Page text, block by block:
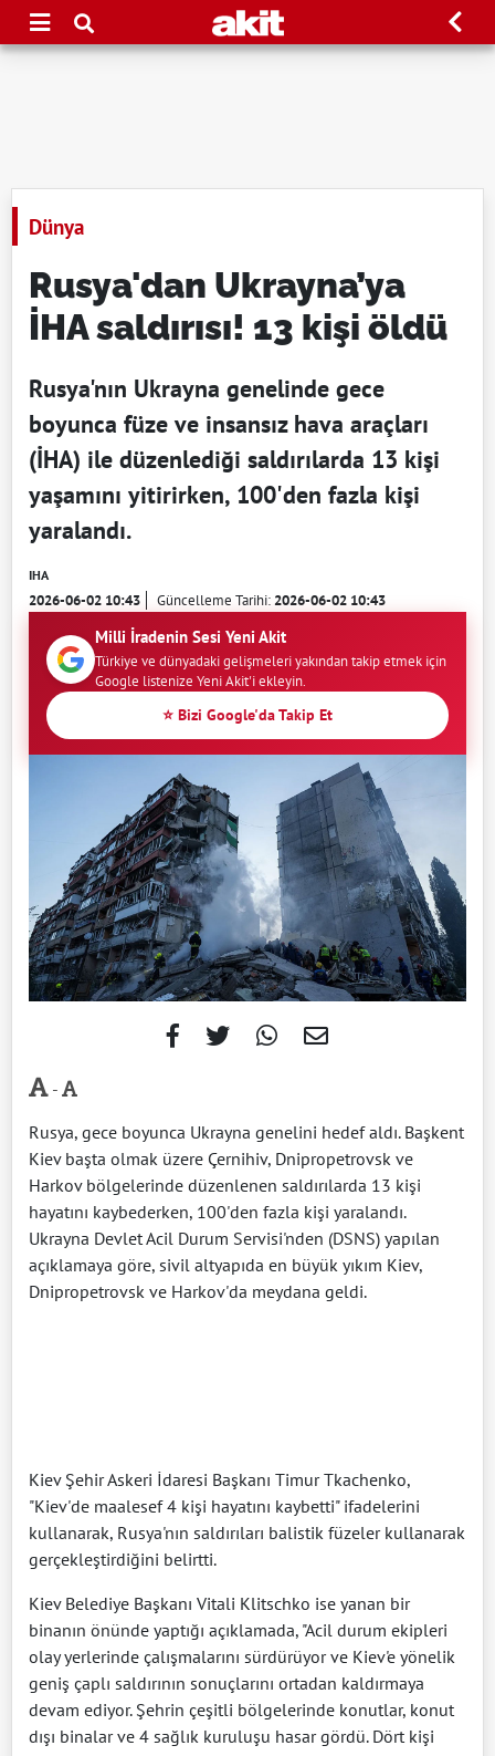
Dünya
Rusya'dan Ukrayna’ya
İHA saldırısı! 13 kişi öldü
Rusya'nın Ukrayna genelinde gece
boyunca füze ve insansız hava araçları
(İHA) ile düzenlediği saldırılarda 13 kişi
yaşamını yitirirken, 100'den fazla kişi
yaralandı.
IHA
2026-06-02 10:43 Güncelleme Tarihi:2026-06-02 10:43
Milli İradenin Sesi Yeni Akit
Türkiye ve dünyadaki gelişmeleri yakından takip etmek için
Google listenize Yeni Akit'i ekleyin.
⭐ Bizi Google'da Takip Et
-
Rusya, gece boyunca Ukrayna genelini hedef aldı. Başkent
Kiev başta olmak üzere Çernihiv, Dnipropetrovsk ve
Harkov bölgelerinde düzenlenen saldırılarda 13 kişi
hayatını kaybederken, 100'den fazla kişi yaralandı.
Ukrayna Devlet Acil Durum Servisi'nden (DSNS) yapılan
açıklamaya göre, sivil altyapıda en büyük yıkım Kiev,
Dnipropetrovsk ve Harkov'da meydana geldi.
Kiev Şehir Askeri İdaresi Başkanı Timur Tkachenko,
"Kiev'de maalesef 4 kişi hayatını kaybetti" ifadelerini
kullanarak, Rusya'nın saldırıları balistik füzeler kullanarak
gerçekleştirdiğini belirtti.
Kiev Belediye Başkanı Vitali Klitschko ise yanan bir
binanın önünde yaptığı açıklamada, "Acil durum ekipleri
olay yerlerinde çalışmalarını sürdürüyor ve Kiev'e yönelik
geniş çaplı saldırının sonuçlarını ortadan kaldırmaya
devam ediyor. Şehrin çeşitli bölgelerinde konutlar, konut
dışı binalar ve 4 sağlık kuruluşu hasar gördü. Dört kişi